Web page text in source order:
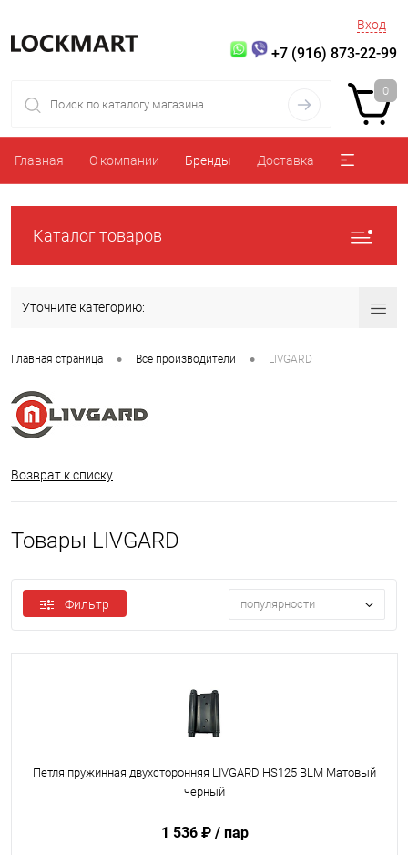
Вход
+7 (916) 873-22-99
0
Главная О компании Бренды Доставка
Каталог товаров
Уточните категорию:
Главная страница • Все производители • LIVGARD
Возврат к списку
Товары LIVGARD
Фильтр популярности
Петля пружинная двухсторонняя LIVGARD HS125 BLM Матовый
черный
1 536 ₽ / пар